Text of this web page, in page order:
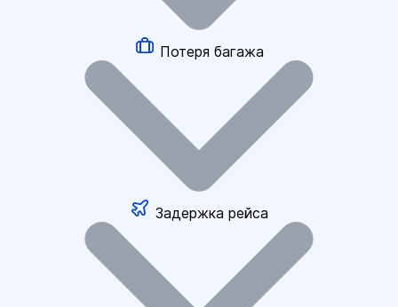
Потеря багажа
Задержка рейса